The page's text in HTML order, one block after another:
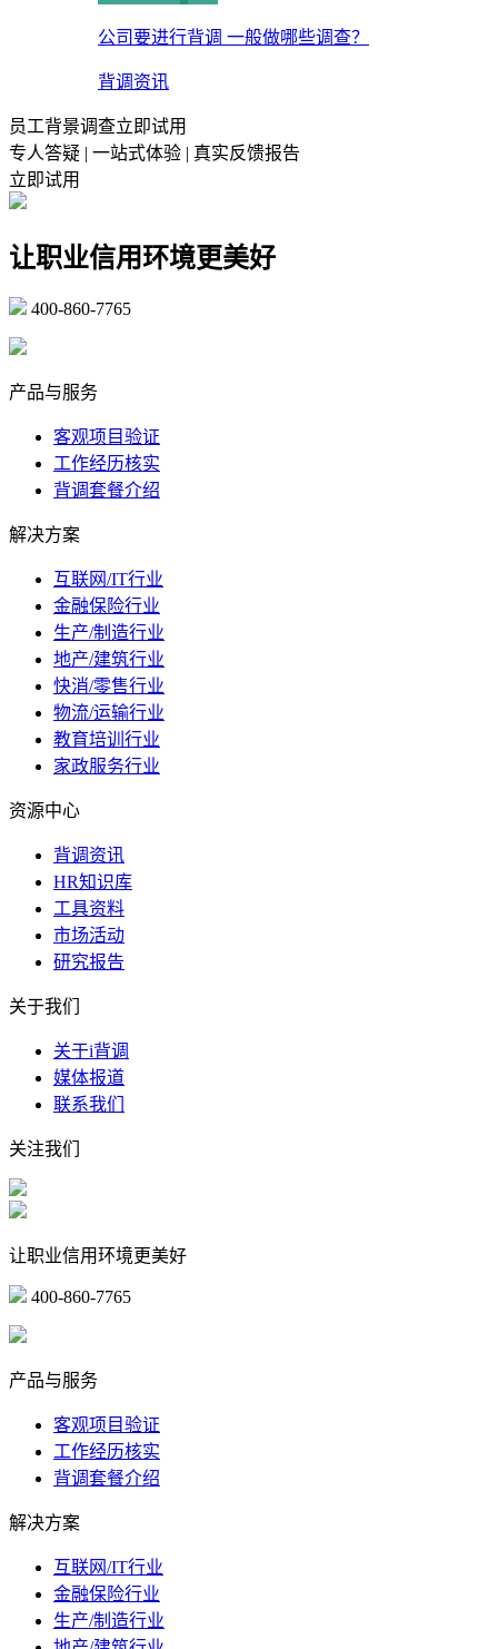
公司要进行背调 一般做哪些调查？
背调资讯
员工背景调查立即试用
专人答疑 | 一站式体验 | 真实反馈报告
立即试用
让职业信用环境更美好
400-860-7765
产品与服务
客观项目验证
工作经历核实
背调套餐介绍
解决方案
互联网/IT行业
金融保险行业
生产/制造行业
地产/建筑行业
快消/零售行业
物流/运输行业
教育培训行业
家政服务行业
资源中心
背调资讯
HR知识库
工具资料
市场活动
研究报告
关于我们
关于i背调
媒体报道
联系我们
关注我们
让职业信用环境更美好
400-860-7765
产品与服务
客观项目验证
工作经历核实
背调套餐介绍
解决方案
互联网/IT行业
金融保险行业
生产/制造行业